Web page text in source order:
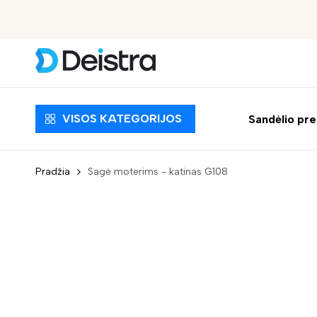
VISOS KATEGORIJOS Sandėlio
Pradžia Sagė moterims - katinas G108